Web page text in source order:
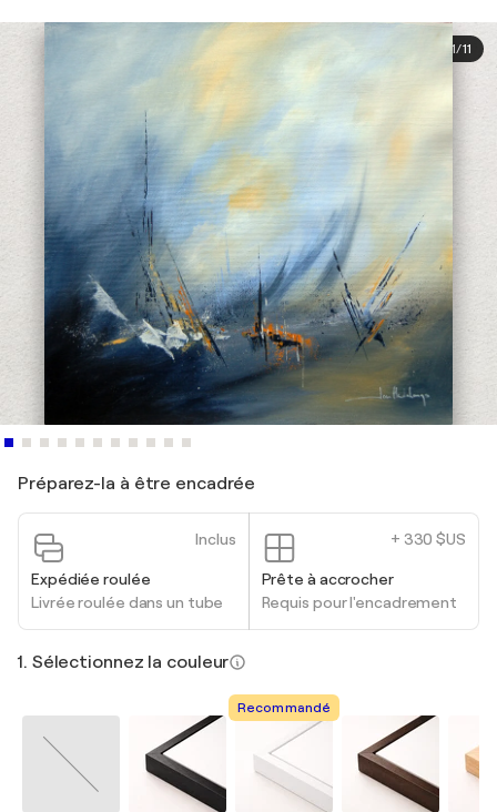
1/11
Préparez-la à être encadrée
Inclus
Expédiée roulée
Livrée roulée dans un tube
+ 330 $US
Prête à accrocher
Requis pour l'encadrement
1. Sélectionnez la couleur
Recommandé